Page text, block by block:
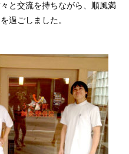
と交流を持ちながら、順風満
過ごしました。